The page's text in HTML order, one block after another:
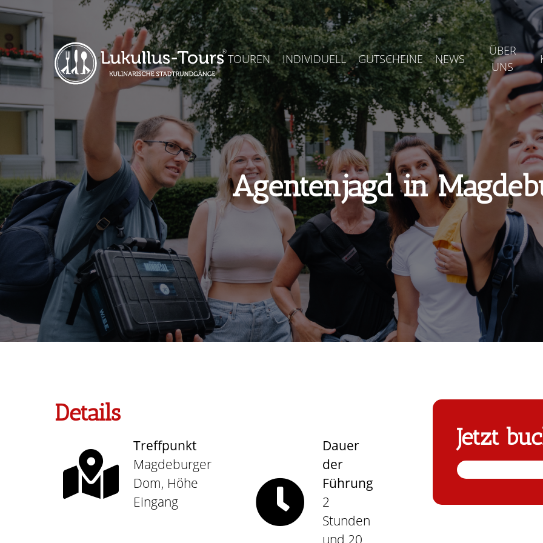
TOUREN INDIVIDUELL GUTSCHEINE NEWS
ÜBER
UNS
Agentenjagd in
Details
Treffpunkt
Magdeburger
Dom, Höhe
Eingang
Dauer
der
Führung
2
Stunden
und 20
Jetzt